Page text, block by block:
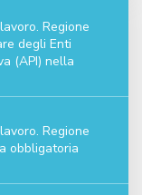
Regione
degli Enti
(API) nella
Regione
obbligatoria